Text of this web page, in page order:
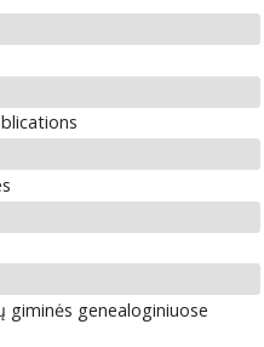
giminės genealoginiuose